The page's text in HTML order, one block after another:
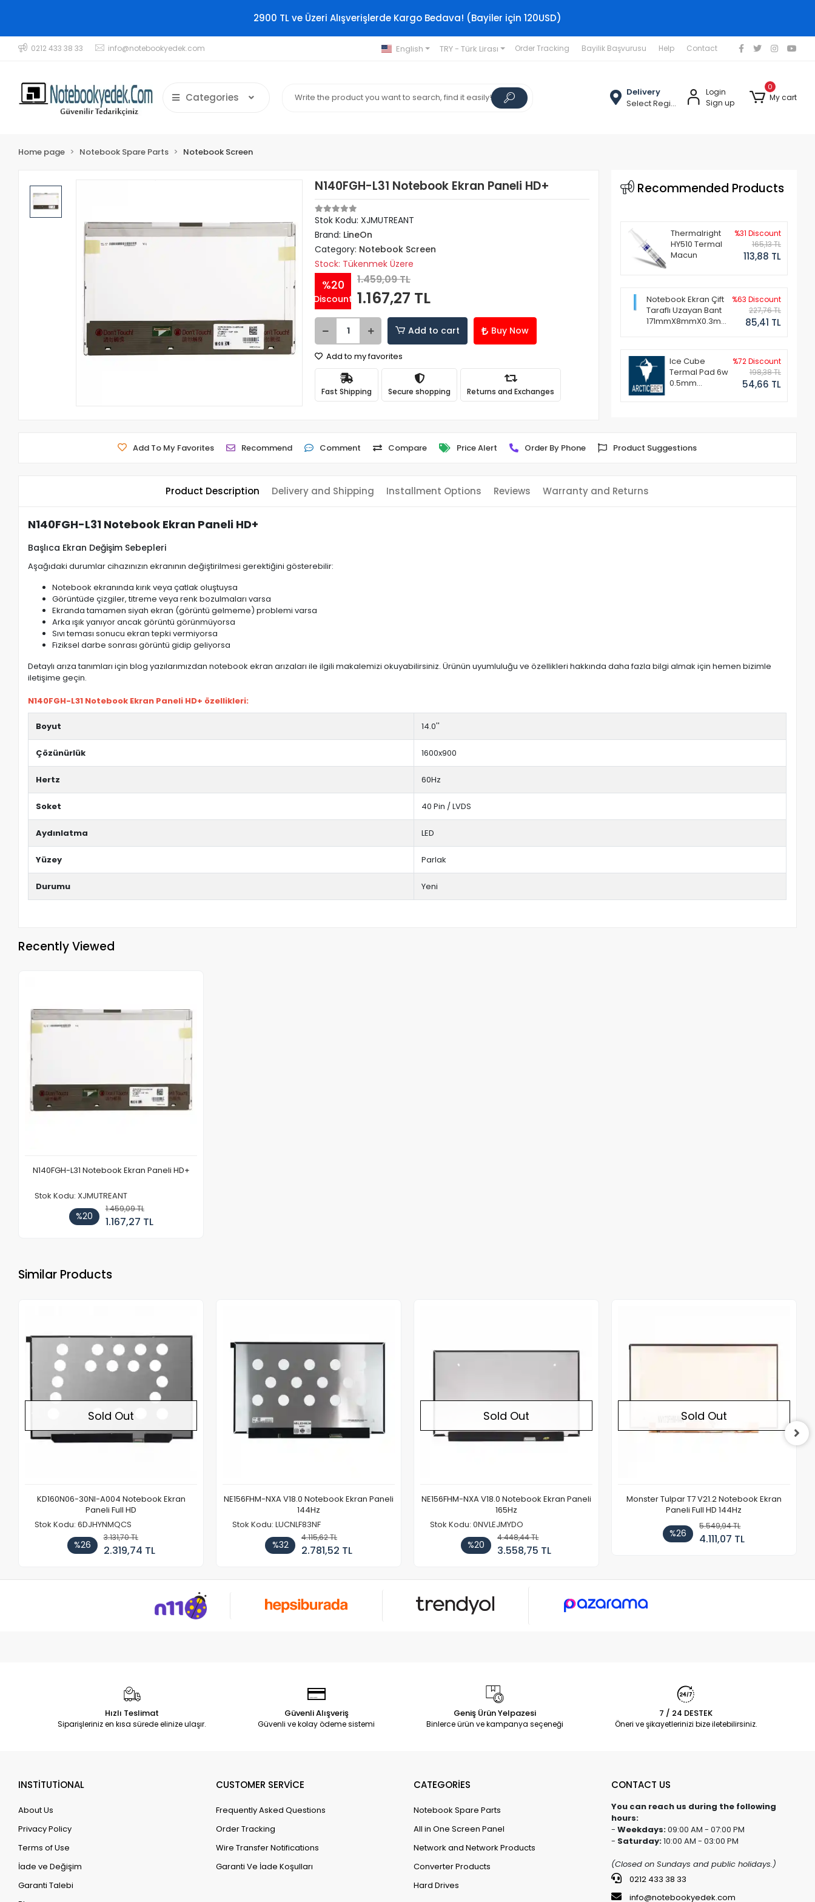
2900 TL ve Üzeri Alışverişlerde Kargo Bedava! (Bayiler için 120USD)
0212 433 38 33 info@notebookyedek.com English TRY - Türk Lirası Order Tracking Bayilik Başvurusu Help Contact
Categories
Delivery
Select Region
Login
Sign up
0
My cart
Home page Notebook Spare Parts Notebook Screen
N140FGH-L31 Notebook Ekran Paneli HD+
Stok Kodu: XJMUTREANT
Brand: LineOn
Category: Notebook Screen
Stock: Tükenmek Üzere
%20
Discount
1.459,09 TL
1.167,27 TL
Add to cart Buy Now
Add to my favorites
Fast Shipping Secure shopping Returns and Exchanges
Recommended Products
Thermalright
HY510 Termal
Macun
%31 Discount
165,13 TL
113,88 TL
Notebook Ekran Çift
Taraflı Uzayan Bant
171mmX8mmX0.3mm
%63 Discount
227,76 TL
85,41 TL
Ice Cube
Termal Pad 6w
0.5mm
%72 Discount
198,38 TL
54,66 TL
Add To My Favorites Recommend Comment Compare Price Alert Order By Phone Product Suggestions
Product Description Delivery and Shipping Installment Options Reviews Warranty and Returns
N140FGH-L31 Notebook Ekran Paneli HD+
Başlıca Ekran Değişim Sebepleri
Aşağıdaki durumlar cihazınızın ekranının değiştirilmesi gerektiğini gösterebilir:
Notebook ekranında kırık veya çatlak oluştuysa
Görüntüde çizgiler, titreme veya renk bozulmaları varsa
Ekranda tamamen siyah ekran (görüntü gelmeme) problemi varsa
Arka ışık yanıyor ancak görüntü görünmüyorsa
Sıvı teması sonucu ekran tepki vermiyorsa
Fiziksel darbe sonrası görüntü gidip geliyorsa
Detaylı arıza tanımları için blog yazılarımızdan notebook ekran arızaları ile ilgili makalemizi okuyabilirsiniz. Ürünün uyumluluğu ve özellikleri hakkında daha fazla bilgi almak için hemen bizimle
iletişime geçin.
N140FGH-L31 Notebook Ekran Paneli HD+ özellikleri:
Boyut 14.0''
Çözünürlük 1600x900
Hertz 60Hz
Soket 40 Pin / LVDS
Aydınlatma LED
Yüzey Parlak
Durumu Yeni
Recently Viewed
N140FGH-L31 Notebook Ekran Paneli HD+
Stok Kodu: XJMUTREANT
%20
1.459,09 TL
1.167,27 TL
Similar Products
Sold Out
KD160N06-30NI-A004 Notebook Ekran
Paneli Full HD
Stok Kodu: 6DJHYNMQCS
%26
3.131,70 TL
2.319,74 TL
NE156FHM-NXA V18.0 Notebook Ekran Paneli
144Hz
Stok Kodu: LUCNLF83NF
%32
4.115,62 TL
2.781,52 TL
Sold Out
NE156FHM-NXA V18.0 Notebook Ekran Paneli
165Hz
Stok Kodu: 0NVLEJMYDO
%20
4.448,44 TL
3.558,75 TL
Sold Out
Monster Tulpar T7 V21.2 Notebook Ekran
Paneli Full HD 144Hz
%26
5.549,94 TL
4.111,07 TL
Hızlı Teslimat
Siparişleriniz en kısa sürede elinize ulaşır.
Güvenli Alışveriş
Güvenli ve kolay ödeme sistemi
Geniş Ürün Yelpazesi
Binlerce ürün ve kampanya seçeneği
7 / 24 DESTEK
Öneri ve şikayetlerinizi bize iletebilirsiniz.
INSTİTUTİONAL
About Us
Privacy Policy
Terms of Use
İade ve Değişim
Garanti Talebi
CUSTOMER SERVİCE
Frequently Asked Questions
Order Tracking
Wire Transfer Notifications
Garanti Ve İade Koşulları
CATEGORİES
Notebook Spare Parts
All in One Screen Panel
Network and Network Products
Converter Products
Hard Drives
CONTACT US
You can reach us during the following
hours:
- Weekdays:09:00 AM - 07:00 PM
- Saturday:10:00 AM - 03:00 PM
(Closed on Sundays and public holidays.)
0212 433 38 33
info@notebookyedek.com